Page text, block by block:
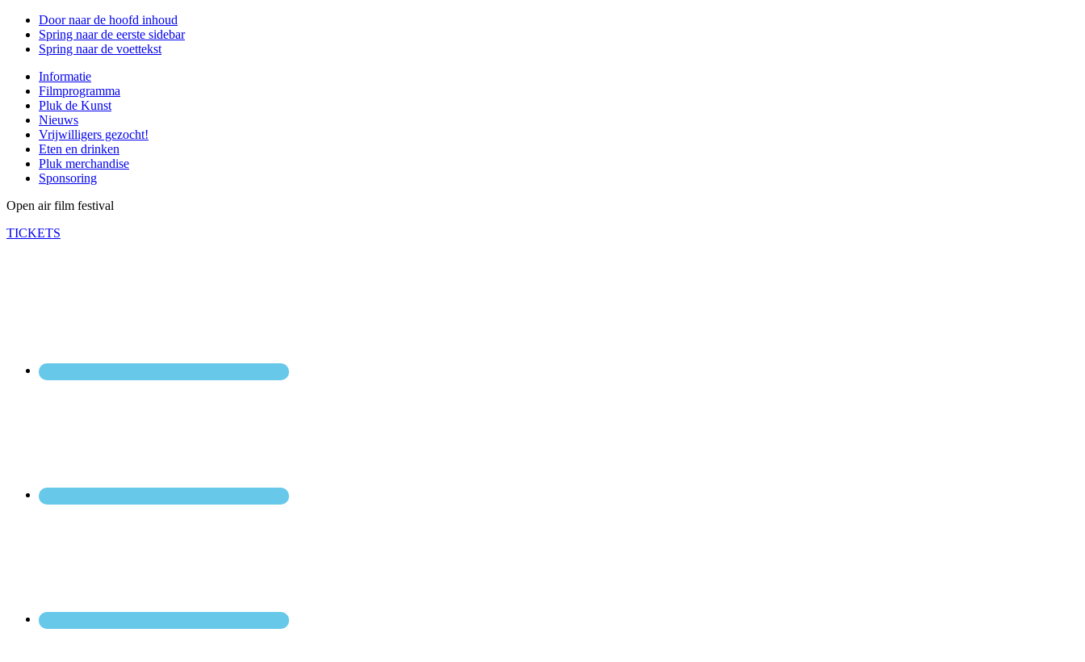
Door naar de hoofd inhoud
Spring naar de eerste sidebar
Spring naar de voettekst
Informatie
Filmprogramma
Pluk de Kunst
Nieuws
Vrijwilligers gezocht!
Eten en drinken
Pluk merchandise
Sponsoring
Open air film festival
TICKETS